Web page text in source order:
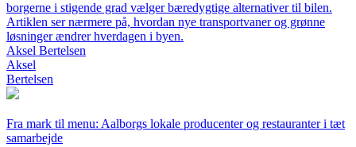
borgerne i stigende grad vælger bæredygtige alternativer til bilen.
Artiklen ser nærmere på, hvordan nye transportvaner og grønne
løsninger ændrer hverdagen i byen.
Aksel Bertelsen
Aksel
Bertelsen
Fra mark til menu: Aalborgs lokale producenter og restauranter i tæt
samarbejde